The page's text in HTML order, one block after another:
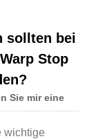
sollten bei
Stop
Sie mir eine
wichtige